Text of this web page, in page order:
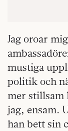
Jag oroar
mustiga
politik och
mer stillsam
jag, ensam.
han bett sin